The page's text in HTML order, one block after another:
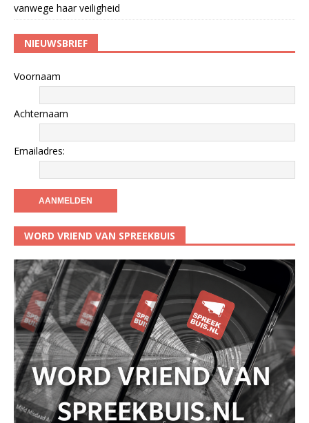
vanwege haar veiligheid
NIEUWSBRIEF
Voornaam
Achternaam
Emailadres:
WORD VRIEND VAN SPREEKBUIS